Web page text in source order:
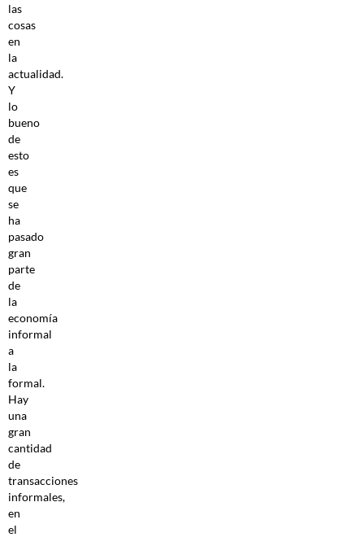
las
cosas
en
la
actualidad.
Y
lo
bueno
de
esto
es
que
se
ha
pasado
gran
parte
de
la
economía
informal
a
la
formal.
Hay
una
gran
cantidad
de
transacciones
informales,
en
el